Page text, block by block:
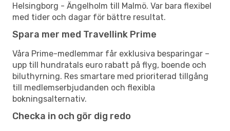
Helsingborg - Ängelholm till Malmö. Var bara flexibel
med tider och dagar för bättre resultat.
Spara mer med Travellink Prime
Våra Prime-medlemmar får exklusiva besparingar –
upp till hundratals euro rabatt på flyg, boende och
biluthyrning. Res smartare med prioriterad tillgång
till medlemserbjudanden och flexibla
bokningsalternativ.
Checka in och gör dig redo